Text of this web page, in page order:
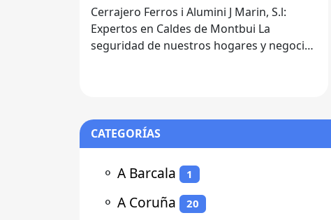
Cerrajero Ferros i Alumini J Marin, S.l:
Expertos en Caldes de Montbui La
seguridad de nuestros hogares y negocios
CATEGORÍAS
⚬ A Barcala 1
⚬ A Coruña 20